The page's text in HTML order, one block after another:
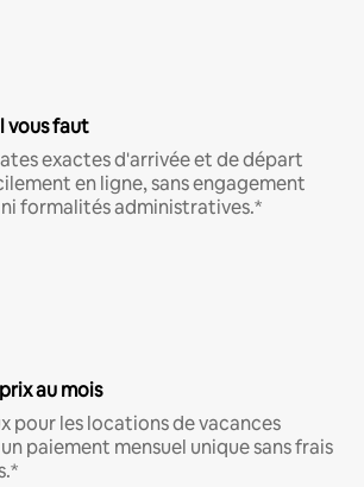
vous faut
exactes d'arrivée et de départ
en ligne, sans engagement
formalités administratives.*
au mois
pour les locations de vacances
paiement mensuel unique sans frais